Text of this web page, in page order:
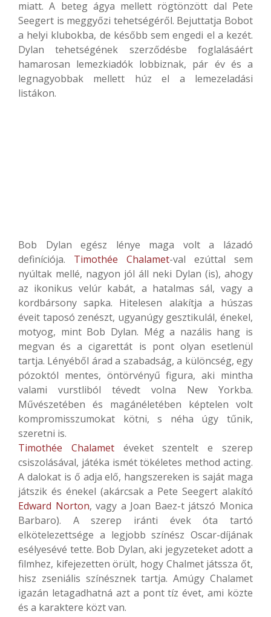
miatt. A beteg ágya mellett rögtönzött dal Pete
Seegert is meggyőzi tehetségéről. Bejuttatja Bobot
a helyi klubokba, de később sem engedi el a kezét.
Dylan tehetségének szerződésbe foglalásáért
hamarosan lemezkiadók lobbiznak, pár év és a
legnagyobbak mellett húz el a lemezeladási
listákon.
Bob Dylan egész lénye maga volt a lázadó
definíciója. Timothée Chalamet-val ezúttal sem
nyúltak mellé, nagyon jól áll neki Dylan (is), ahogy
az ikonikus velúr kabát, a hatalmas sál, vagy a
kordbársony sapka. Hitelesen alakítja a húszas
éveit taposó zenészt, ugyanúgy gesztikulál, énekel,
motyog, mint Bob Dylan. Még a nazális hang is
megvan és a cigarettát is pont olyan esetlenül
tartja. Lényéből árad a szabadság, a különcség, egy
pózoktól mentes, öntörvényű figura, aki mintha
valami vurstliból tévedt volna New Yorkba.
Művészetében és magánéletében képtelen volt
kompromisszumokat kötni, s néha úgy tűnik,
szeretni is.
Timothée Chalametéveket szentelt e szerep
csiszolásával, játéka ismét tökéletes method acting.
A dalokat is ő adja elő, hangszereken is saját maga
játszik és énekel (akárcsak a Pete Seegert alakító
Edward Norton, vagy a Joan Baez-t játszó Monica
Barbaro). A szerep iránti évek óta tartó
elkötelezettsége a legjobb színész Oscar-díjának
esélyesévé tette. Bob Dylan, aki jegyzeteket adott a
filmhez, kifejezetten örült, hogy Chalmet játssza őt,
hisz zseniális színésznek tartja. Amúgy Chalamet
igazán letagadhatná azt a pont tíz évet, ami közte
és a karaktere közt van.